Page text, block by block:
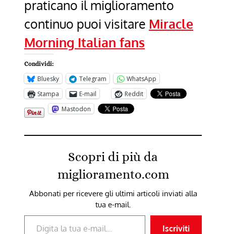
praticano il miglioramento
continuo puoi visitare Miracle
Morning Italian fans
Condividi:
Bluesky Telegram
WhatsApp
Stampa
E-mail
Reddit
Mastodon
Scopri di più da
miglioramento.com
Abbonati per ricevere gli ultimi articoli inviati alla
tua e-mail.
Digita la tua e-mail...
Iscriviti